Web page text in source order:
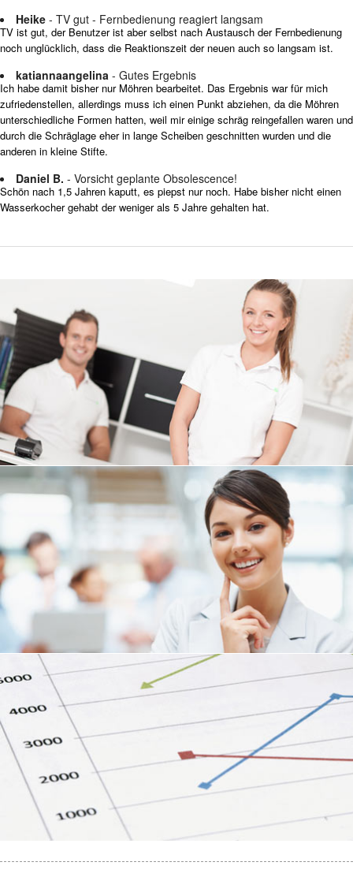
Heike - TV gut - Fernbedienung reagiert langsam
TV ist gut, der Benutzer ist aber selbst nach Austausch der Fernbedienung
noch unglücklich, dass die Reaktionszeit der neuen auch so langsam ist.
katiannaangelina - Gutes Ergebnis
Ich habe damit bisher nur Möhren bearbeitet. Das Ergebnis war für mich
zufriedenstellen, allerdings muss ich einen Punkt abziehen, da die Möhren
unterschiedliche Formen hatten, weil mir einige schräg reingefallen waren und
durch die Schräglage eher in lange Scheiben geschnitten wurden und die
anderen in kleine Stifte.
Daniel B. - Vorsicht geplante Obsolescence!
Schön nach 1,5 Jahren kaputt, es piepst nur noch. Habe bisher nicht einen
Wasserkocher gehabt der weniger als 5 Jahre gehalten hat.